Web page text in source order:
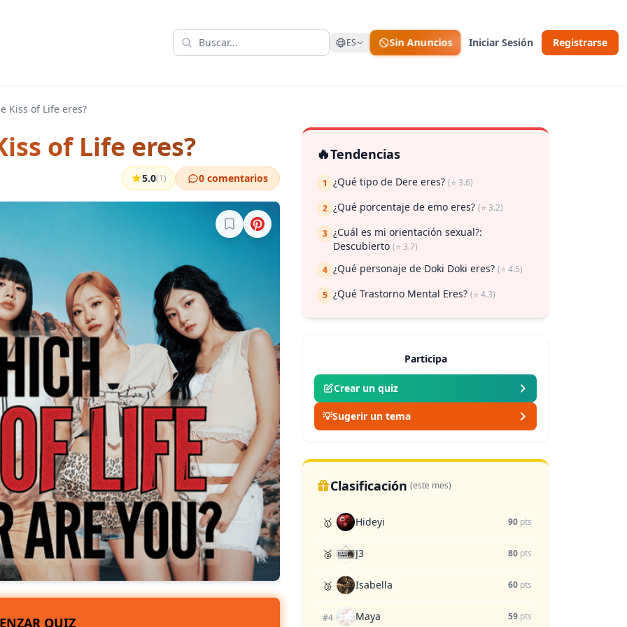
ES Sin Anuncios Iniciar Sesión Registrarse
Kiss of Life eres?
of Life eres?
5.0(1) 0 comentarios
Inicia sesión para guardar
QUIZ
🔥Tendencias
1 ¿Qué tipo de Dere eres? (⭐ 3.6)
2 ¿Qué porcentaje de emo eres? (⭐ 3.2)
3 ¿Cuál es mi orientación sexual?:
Descubierto (⭐ 3.7)
4 ¿Qué personaje de Doki Doki eres? (⭐ 4.5)
5 ¿Qué Trastorno Mental Eres? (⭐ 4.3)
Participa
Crear un quiz
💡Sugerir un tema
Clasificación (este mes)
🥇 Hideyi 90 pts
🥈 J3 80 pts
🥉 Isabella 60 pts
#4 Maya 59 pts